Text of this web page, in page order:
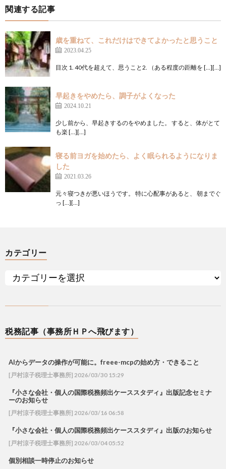
関連する記事
歳を重ねて、これだけはできてよかったと思うこと
2023.04.25
目次 1. 40代を超えて、思うこと2. （ある程度の距離を […][…]
早起きをやめたら、調子がよくなった
2024.10.21
少し前から、早起きするのをやめました。 すると、体がとて
も楽 […][…]
寝る前ヨガを始めたら、よく眠られるようになりま
した
2021.03.26
元々寝つきが悪いほうです。 特に心配事があると、 朝までぐ
っ […][…]
カテゴリー
税務記事（事務所ＨＰへ飛びます）
AIからデータの操作が可能に。freee-mcpの始め方・できること
[戸村涼子税理士事務所] 2026/03/30 15:29
『小さな会社・個人の国際税務頻出ケーススタディ』出版記念セミナ
ーのお知らせ
[戸村涼子税理士事務所] 2026/03/16 06:58
『小さな会社・個人の国際税務頻出ケーススタディ』出版のお知らせ
[戸村涼子税理士事務所] 2026/03/04 05:52
個別相談一時停止のお知らせ